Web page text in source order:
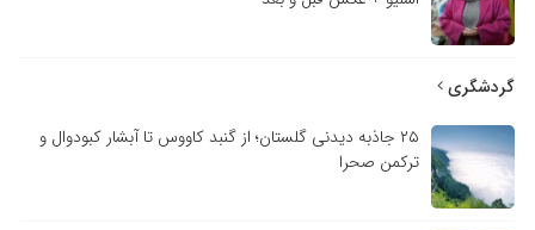
گردشگری
۲۵ جاذبه دیدنی گلستان؛ از گنبد کاووس تا آبشار کبودوال و
ترکمن صحرا